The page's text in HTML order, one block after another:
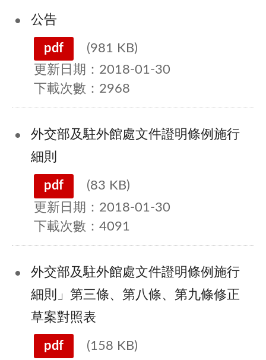
公告
pdf
(981 KB)
更新日期：2018-01-30
下載次數：2968
外交部及駐外館處文件證明條例施行
細則
pdf
(83 KB)
更新日期：2018-01-30
下載次數：4091
外交部及駐外館處文件證明條例施行
細則」第三條、第八條、第九條修正
草案對照表
pdf
(158 KB)